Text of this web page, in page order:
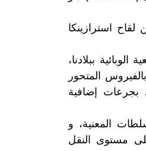
لقاح ، 7 ملايين جرعة من لقاح استرازينكا
ببلادنا،
المتحور
بجرعات إضافية
المعنية، و
مستوى النقل